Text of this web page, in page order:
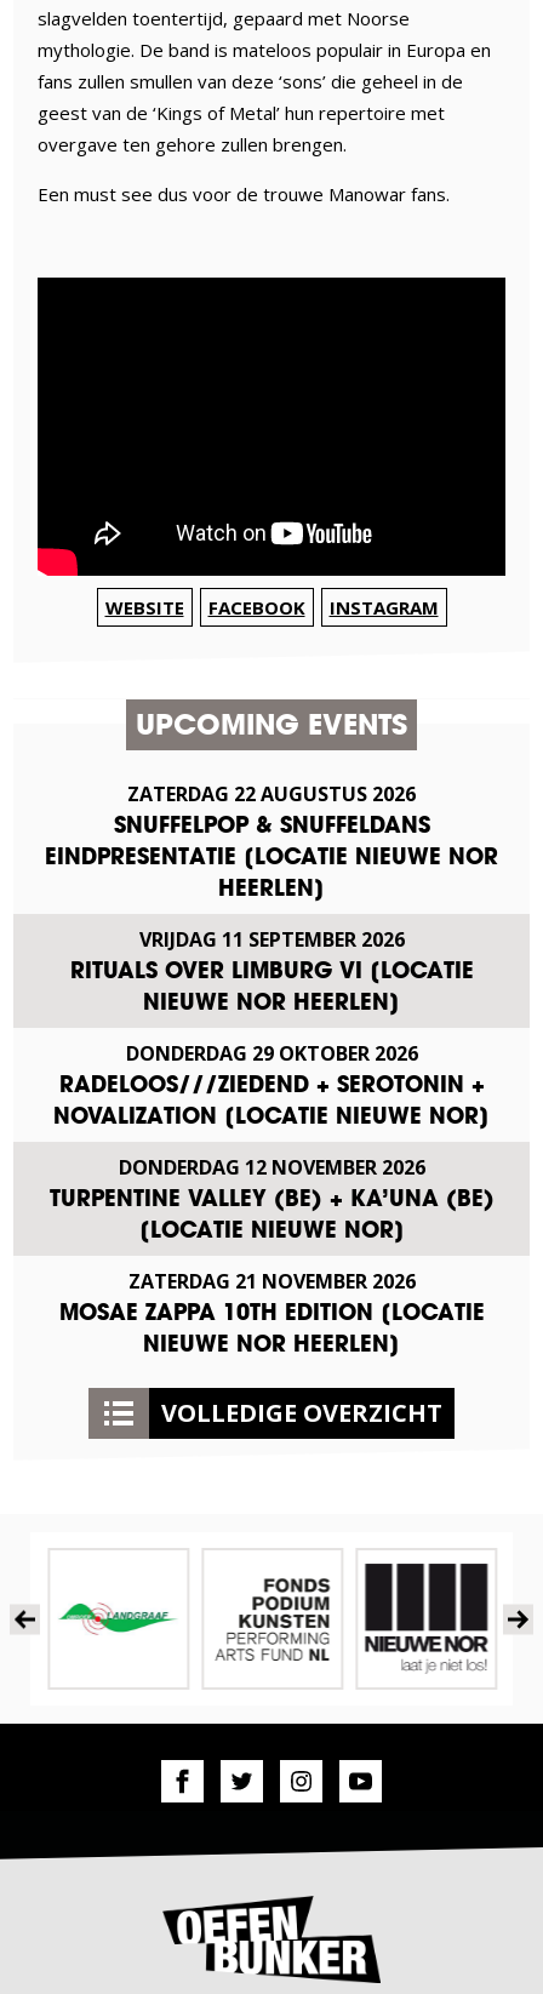
slagvelden toentertijd, gepaard met Noorse
mythologie. De band is mateloos populair in Europa en
fans zullen smullen van deze ‘sons’ die geheel in de
geest van de ‘Kings of Metal’ hun repertoire met
overgave ten gehore zullen brengen.
Een must see dus voor de trouwe Manowar fans.
WEBSITE FACEBOOK INSTAGRAM
UPCOMING EVENTS
ZATERDAG 22AUGUSTUS 2026
SNUFFELPOP & SNUFFELDANS
EINDPRESENTATIE [LOCATIE NIEUWE NOR
HEERLEN]
VRIJDAG 11 SEPTEMBER 2026
RITUALS OVER LIMBURG VI [LOCATIE
NIEUWE NOR HEERLEN]
DONDERDAG 29 OKTOBER 2026
RADELOOS///ZIEDEND + SEROTONIN +
NOVALIZATION [LOCATIE NIEUWE NOR]
DONDERDAG 12 NOVEMBER 2026
TURPENTINE VALLEY (BE) + KA’UNA (BE)
[LOCATIE NIEUWE NOR]
ZATERDAG 21 NOVEMBER 2026
MOSAE ZAPPA 10TH EDITION [LOCATIE
NIEUWE NOR HEERLEN]
VOLLEDIGE OVERZICHT